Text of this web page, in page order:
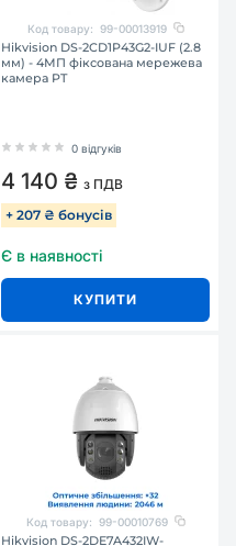
Код товару: 99-00013919
Hikvision DS-2CD1P43G2-IUF (2.8
мм) - 4МП фіксована мережева
камера PT
0 відгуків
4 140 ₴ з ПДВ
+ 207 ₴ бонусів
Є в наявності
КУПИТИ
Код товару: 99-00010769
Hikvision DS-2DE7A432IW-